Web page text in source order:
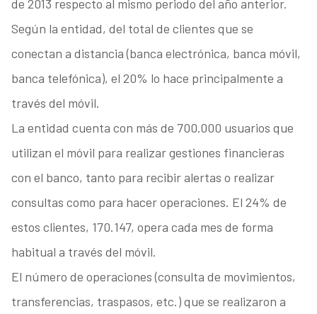
de 2013 respecto al mismo periodo del año anterior.
Según la entidad, del total de clientes que se
conectan a distancia (banca electrónica, banca móvil,
banca telefónica), el 20% lo hace principalmente a
través del móvil.
La entidad cuenta con más de 700.000 usuarios que
utilizan el móvil para realizar gestiones financieras
con el banco, tanto para recibir alertas o realizar
consultas como para hacer operaciones. El 24% de
estos clientes, 170.147, opera cada mes de forma
habitual a través del móvil.
El número de operaciones (consulta de movimientos,
transferencias, traspasos, etc.) que se realizaron a